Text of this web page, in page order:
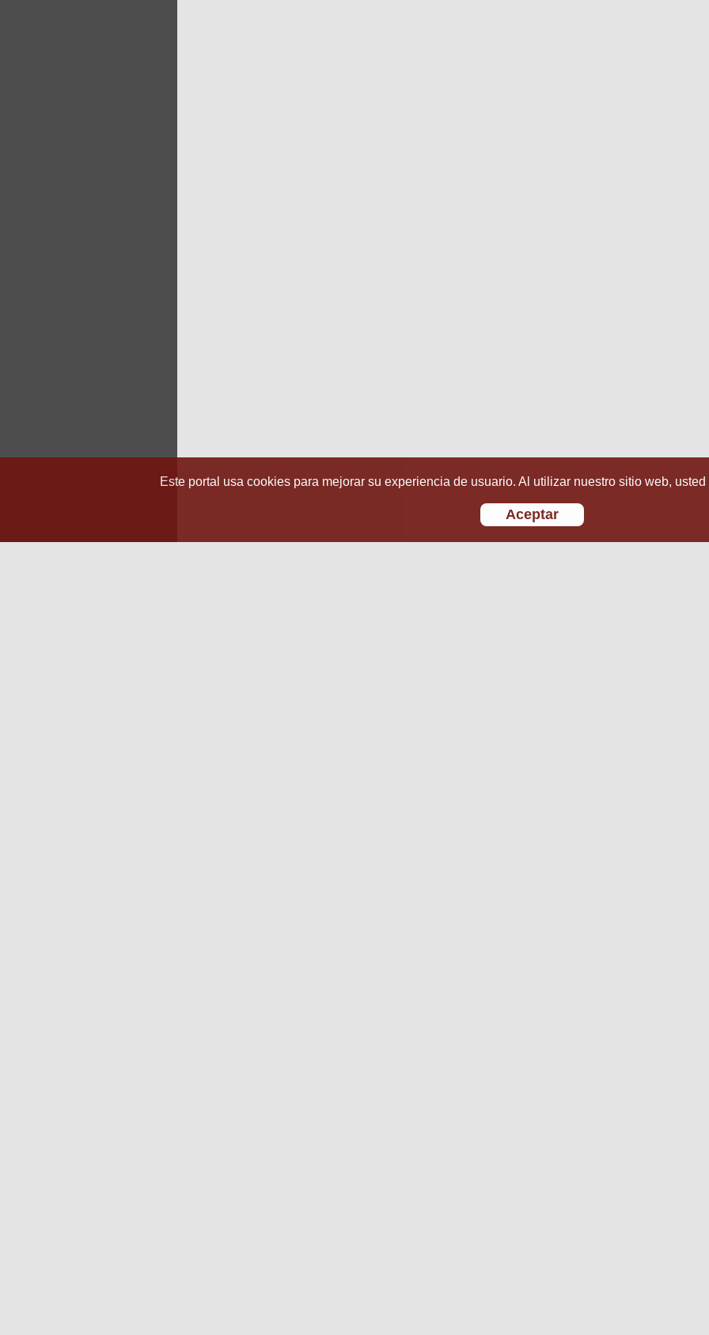
Este portal usa cookies para mejorar su experiencia de usuario. Al utilizar nuestro sitio web,
Aceptar